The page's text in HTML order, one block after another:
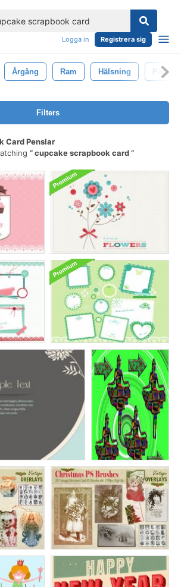
Logga in Registrera sig
Årgång Ram Hälsning Papper
Filters
Card Penslar
cupcake scrapbook card